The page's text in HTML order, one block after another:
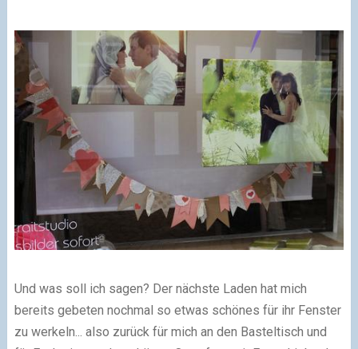
Und was soll ich sagen? Der nächste Laden hat mich
bereits gebeten nochmal so etwas schönes für ihr Fenster
zu werkeln... also zurück für mich an den Basteltisch und